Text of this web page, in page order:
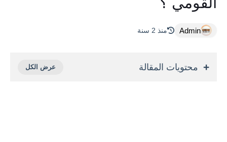
Admin منذ 2 سنة
محتويات المقالة